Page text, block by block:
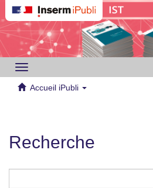
Toggle
navigation
Accueil iPubli
Recherche